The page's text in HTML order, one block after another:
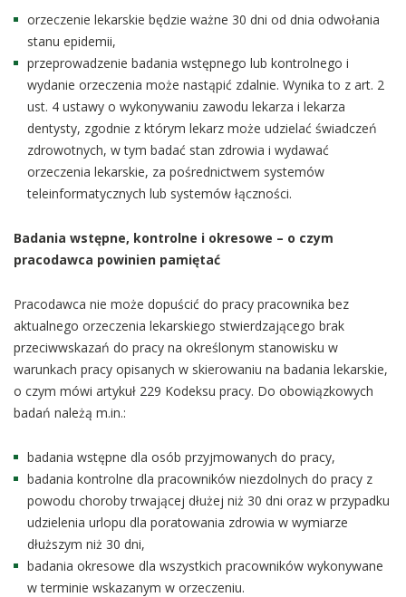
orzeczenie lekarskie będzie ważne 30 dni od dnia odwołania
stanu epidemii,
przeprowadzenie badania wstępnego lub kontrolnego i
wydanie orzeczenia może nastąpić zdalnie. Wynika to z art. 2
ust. 4 ustawy o wykonywaniu zawodu lekarza i lekarza
dentysty, zgodnie z którym lekarz może udzielać świadczeń
zdrowotnych, w tym badać stan zdrowia i wydawać
orzeczenia lekarskie, za pośrednictwem systemów
teleinformatycznych lub systemów łączności.
Badania wstępne, kontrolne i okresowe – o czym
pracodawca powinien pamiętać
Pracodawca nie może dopuścić do pracy pracownika bez
aktualnego orzeczenia lekarskiego stwierdzającego brak
przeciwwskazań do pracy na określonym stanowisku w
warunkach pracy opisanych w skierowaniu na badania lekarskie,
o czym mówi artykuł 229 Kodeksu pracy. Do obowiązkowych
badań należą m.in.:
badania wstępne dla osób przyjmowanych do pracy,
badania kontrolne dla pracowników niezdolnych do pracy z
powodu choroby trwającej dłużej niż 30 dni oraz w przypadku
udzielenia urlopu dla poratowania zdrowia w wymiarze
dłuższym niż 30 dni,
badania okresowe dla wszystkich pracowników wykonywane
w terminie wskazanym w orzeczeniu.